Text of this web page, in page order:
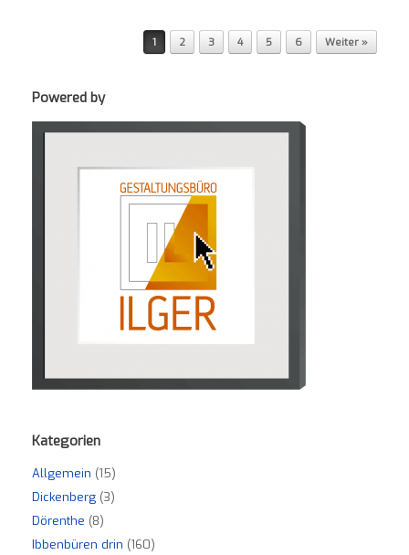
1 2 3 4 5 6 Weiter »
Powered by
Kategorien
Allgemein (15)
Dickenberg (3)
Dörenthe (8)
Ibbenbüren drin (160)